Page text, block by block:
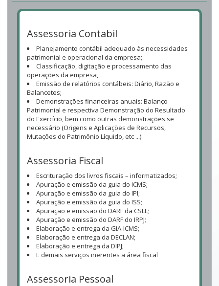
Assessoria Contabil
Planejamento contábil adequado às necessidades
patrimonial e operacional da empresa;
Classificação, digitação e processamento das
operações da empresa,
Emissão de relatórios contábeis: Diário, Razão e
Balancetes;
Demonstrações financeiras anuais: Balanço
Patrimonial e respectiva Demonstração do Resultado
do Exercício, bem como outras demonstrações se
necessário (Origens e Aplicações de Recursos,
Mutações do Patrimônio Líquido, etc ...)
Assessoria Fiscal
Escrituração dos livros fiscais – informatizados;
Apuração e emissão da guia do ICMS;
Apuração e emissão da guia do IPI;
Apuração e emissão da guia do ISS;
Apuração e emissão do DARF da CSLL;
Apuração e emissão do DARF do IRPJ;
Elaboração e entrega da GIA-ICMS;
Elaboração e entrega da DECLAN;
Elaboração e entrega da DIPJ;
E demais serviços inerentes a área fiscal
Assessoria Pessoal